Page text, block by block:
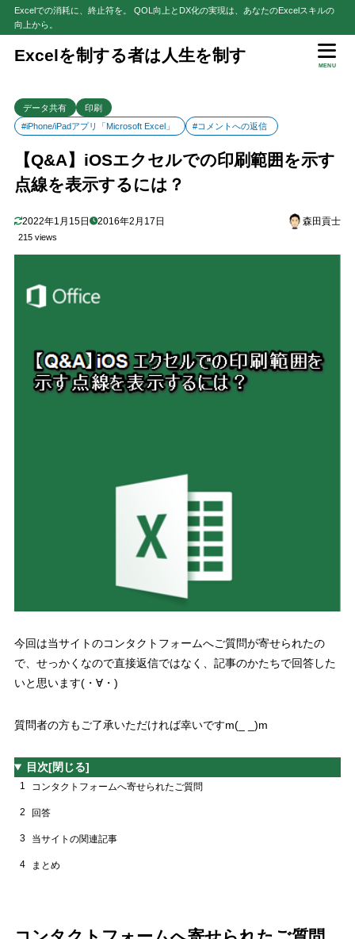
Excelでの消耗に、終止符を。 QOL向上とDX化の実現は、あなたのExcelスキルの
向上から。
Excelを制する者は人生を制す
MENU
データ共有
印刷
#iPhone/iPadアプリ「Microsoft Excel」
#コメントへの返信
【Q&A】iOSエクセルでの印刷範囲を示す
点線を表示するには？
2022年1月15日 2016年2月17日 森田貢士
215 views
今回は当サイトのコンタクトフォームへご質問が寄せられたの
で、せっかくなので直接返信ではなく、記事のかたちで回答した
いと思います(・∀・)
質問者の方もご了承いただければ幸いですm(_ _)m
目次[閉じる]
1 コンタクトフォームへ寄せられたご質問
2 回答
3 当サイトの関連記事
4 まとめ
目次
1.1 タイトル
1.2 本文
2 回答
2.1 青い点線を表示する方法
3 当サイトの関連記事